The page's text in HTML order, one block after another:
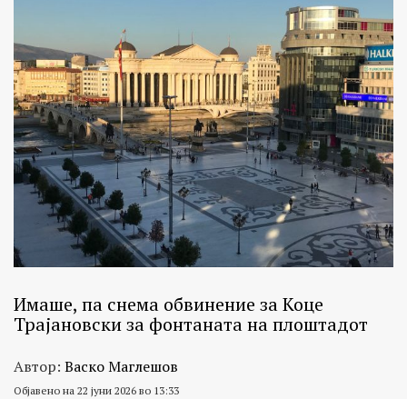
Имаше, па снема обвинение за Коце
Трајановски за фонтаната на плоштадот
Автор: Васко Маглешов
Објавено на 22 јуни 2026 во 13:33